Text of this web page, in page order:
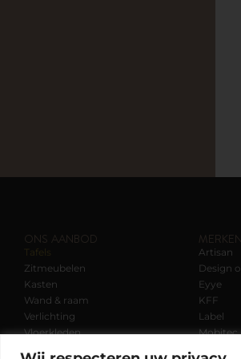
ONS AANBOD
Tafels
Zitmeubelen
Kasten
Wand & raam
Verlichting
Vloerkleden
MERKEN
Artisan
Design
Eyye
KFF
Label
Mobitec